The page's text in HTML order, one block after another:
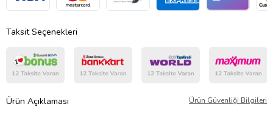
Taksit Seçenekleri
Ürün Açıklaması Ürün Güvenliği Bilgileri